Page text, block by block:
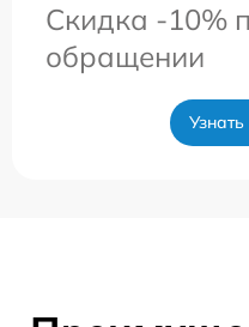
Скидка -10%
обращении